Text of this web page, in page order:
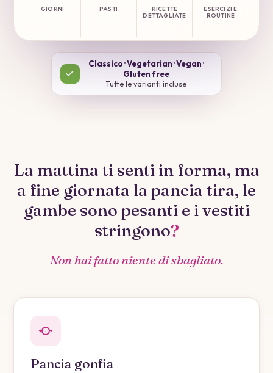
GIORNI PASTI
RICETTE
DETTAGLIATE
ESERCIZI E
ROUTINE
Classico · Vegetarian · Vegan ·
Gluten free
Tutte le varianti incluse
La mattina ti senti in forma, ma
a fine giornata la pancia tira, le
gambe sono pesanti e i vestiti
stringono?
Non hai fatto niente di sbagliato.
Pancia gonfia